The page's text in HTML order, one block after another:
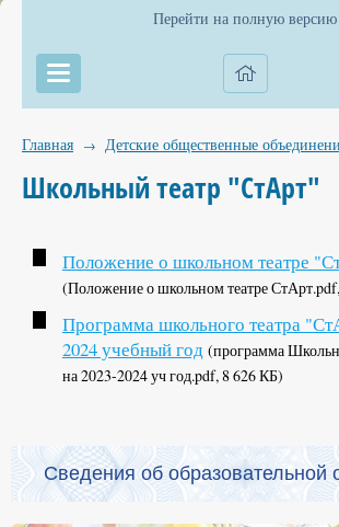
Перейти на полную версию
Главная → Детские общественные
Школьный театр "СтАрт"
Положение о школьном театре
(Положение о школьном театре
Программа школьного театра
2024 учебный год (программа
на 2023-2024 уч год.pdf, 8 626 КБ)
Сведения об образовательной